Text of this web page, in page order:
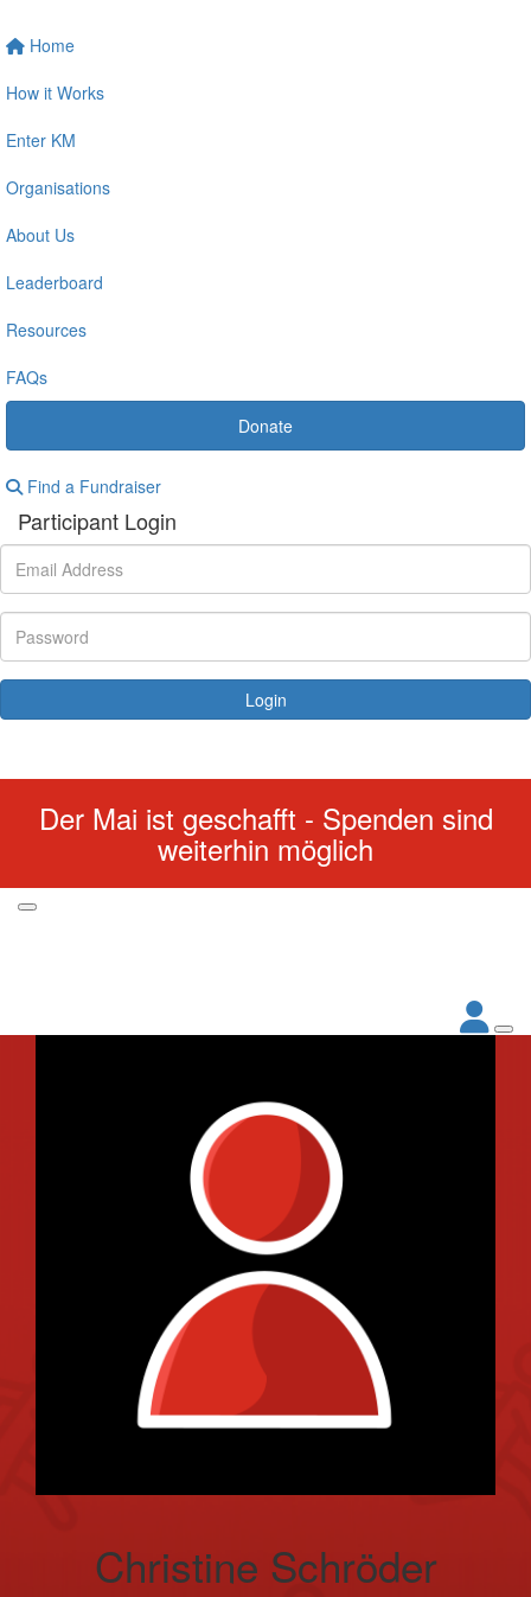
Home
How it Works
Enter KM
Organisations
About Us
Leaderboard
Resources
FAQs
Donate
Find a Fundraiser
Participant Login
Login
Der Mai ist geschafft - Spenden sind
weiterhin möglich
Christine Schröder